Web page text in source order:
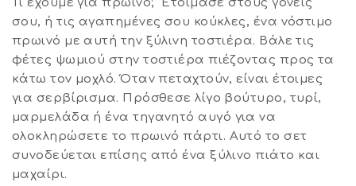
Τι έχουμε για πρωινό; Ετοίμασε στους γονείς
σου, ή τις αγαπημένες σου κούκλες, ένα νόστιμο
πρωινό με αυτή την ξύλινη τοστιέρα. Βάλε τις
φέτες ψωμιού στην τοστιέρα πιέζοντας προς τα
κάτω τον μοχλό. Όταν πεταχτούν, είναι έτοιμες
για σερβίρισμα. Πρόσθεσε λίγο βούτυρο, τυρί,
μαρμελάδα ή ένα τηγανητό αυγό για να
ολοκληρώσετε το πρωινό πάρτι. Αυτό το σετ
συνοδεύεται επίσης από ένα ξύλινο πιάτο και
μαχαίρι.